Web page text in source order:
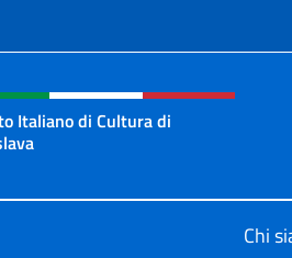
social e
Italiano di Cultura di
Chi